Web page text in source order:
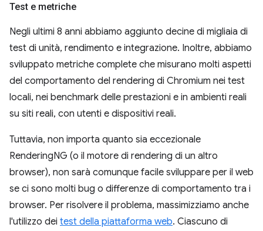
Test e metriche
Negli ultimi 8 anni abbiamo aggiunto decine di migliaia di
test di unità, rendimento e integrazione. Inoltre, abbiamo
sviluppato metriche complete che misurano molti aspetti
del comportamento del rendering di Chromium nei test
locali, nei benchmark delle prestazioni e in ambienti reali
su siti reali, con utenti e dispositivi reali.
Tuttavia, non importa quanto sia eccezionale
RenderingNG (o il motore di rendering di un altro
browser), non sarà comunque facile sviluppare per il web
se ci sono molti bug o differenze di comportamento tra i
browser. Per risolvere il problema, massimizziamo anche
l'utilizzo dei test della piattaforma web. Ciascuno di